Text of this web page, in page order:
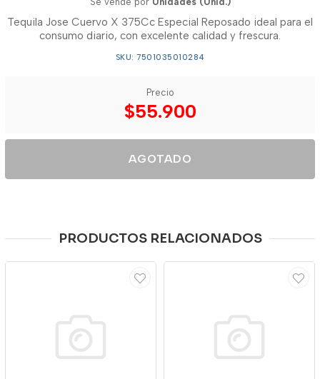
Tequila Jose Cuervo X 375Cc Especial Reposado ideal para el
consumo diario, con excelente calidad y frescura.
SKU: 7501035010284
Precio
$55.900
AGOTADO
PRODUCTOS RELACIONADOS